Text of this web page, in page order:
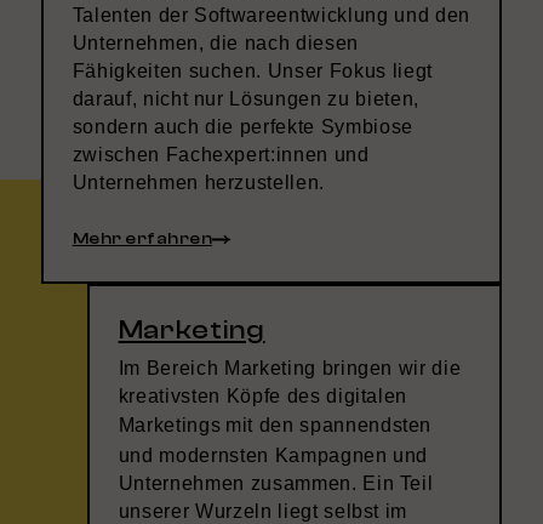
Talenten der Softwareentwicklung und den
Unternehmen, die nach diesen
Fähigkeiten suchen. Unser Fokus liegt
darauf, nicht nur Lösungen zu bieten,
sondern auch die perfekte Symbiose
zwischen Fachexpert:innen und
Unternehmen herzustellen.
Mehr erfahren
Marketing
Im Bereich Marketing bringen wir die
kreativsten Köpfe des digitalen
Marketings mit den spannendsten
und modernsten Kampagnen und
Unternehmen zusammen. Ein Teil
unserer Wurzeln liegt selbst im